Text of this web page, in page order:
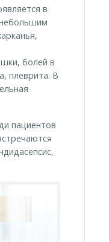
в
болей в
плеврита. В
пациентов